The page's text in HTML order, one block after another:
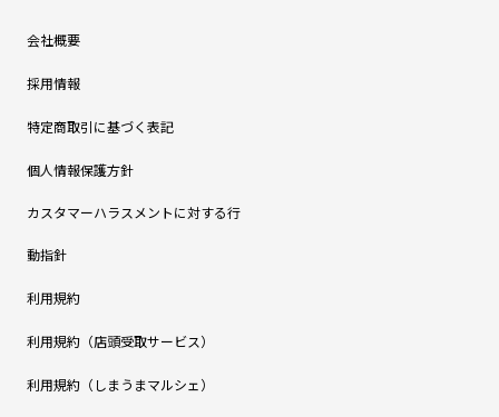
会社概要
採用情報
特定商取引に基づく表記
個人情報保護方針
カスタマーハラスメントに対する行
動指針
利用規約
利用規約（店頭受取サービス）
利用規約（しまうまマルシェ）